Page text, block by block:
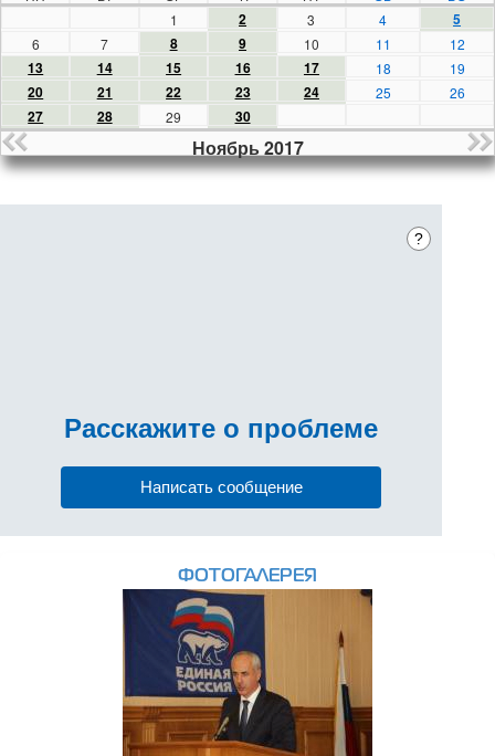
1
2 3 4 5
6 7 8 9 10 11 12
13 14 15 16 17 18 19
20 21 22 23 24 25 26
27 28 29 30
Ноябрь 2017
?
Расскажите о проблеме
Написать сообщение
ФОТОГАЛЕРЕЯ